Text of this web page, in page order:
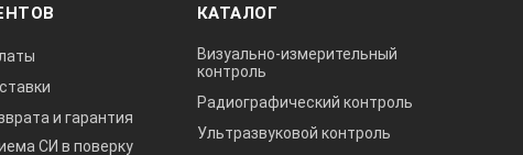
и гарантия
СИ в поверку
КАТАЛОГ
Визуально-измерительный
контроль
Радиографический контроль
Ультразвуковой контроль